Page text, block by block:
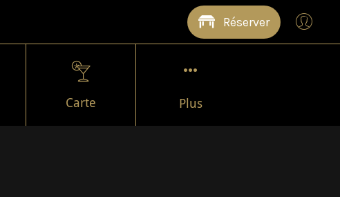
Réserver
Carte Plus